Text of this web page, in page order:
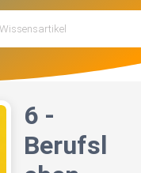
6 -
Berufsl